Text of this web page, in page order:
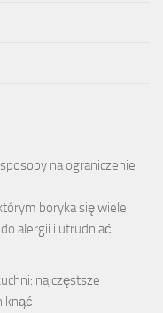
na ograniczenie
boryka się wiele
alergii i utrudniać
najczęstsze